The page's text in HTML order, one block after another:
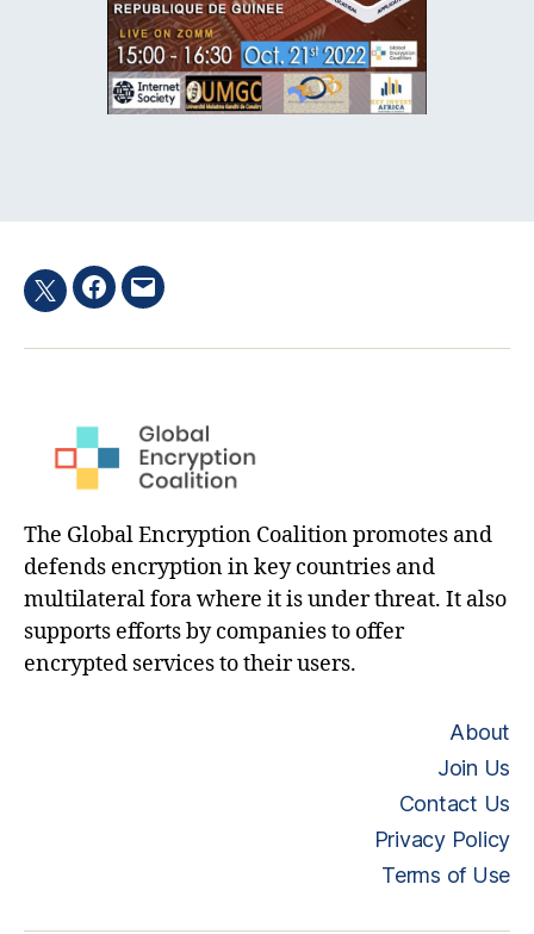
TwitterFacebook
Email
The Global Encryption Coalition promotes and
defends encryption in key countries and
multilateral fora where it is under threat. It also
supports efforts by companies to offer
encrypted services to their users.
About
Join Us
Contact Us
Privacy Policy
Terms of Use